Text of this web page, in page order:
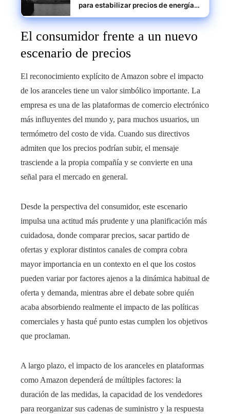
para estabilizar precios de energía y
industrial
El consumidor frente a un nuevo
escenario de precios
El reconocimiento explícito de Amazon sobre el impacto
de los aranceles tiene un valor simbólico importante. La
empresa es una de las plataformas de comercio electrónico
más influyentes del mundo y, para muchos usuarios, un
termómetro del costo de vida. Cuando sus directivos
admiten que los precios podrían subir, el mensaje
trasciende a la propia compañía y se convierte en una
señal para el mercado en general.
Desde la perspectiva del consumidor, este escenario
impulsa una actitud más prudente y una planificación más
cuidadosa, donde comparar precios, sacar partido de
ofertas y explorar distintos canales de compra cobra
mayor importancia en un contexto en el que los costos
pueden variar por factores ajenos a la dinámica habitual de
oferta y demanda, mientras abre el debate sobre quién
acaba absorbiendo realmente el impacto de las políticas
comerciales y hasta qué punto estas cumplen los objetivos
que proclaman.
A largo plazo, el impacto de los aranceles en plataformas
como Amazon dependerá de múltiples factores: la
duración de las medidas, la capacidad de los vendedores
para reorganizar sus cadenas de suministro y la respuesta